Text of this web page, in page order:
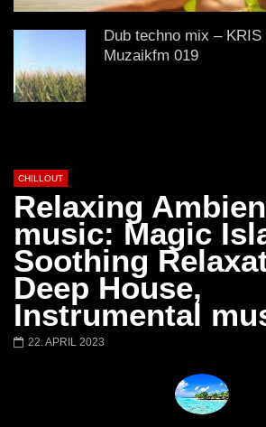
Chillout Ibiza Lounge 2024 🍓
Calm & Relaxing Background
Music 🍓 Chill, Study, Work,
Sleep
Dub techno mix –
Muzaikfm 019
Best Atmospheric
girl in a Kimono
Blossom | Beautiful
3 HOURS Chillout
Café Mediterráneo 2 |
CHILLOUT
Relaxing
music: Magic
Soothing
Deep House,
Instrumental
22. APRIL 2023